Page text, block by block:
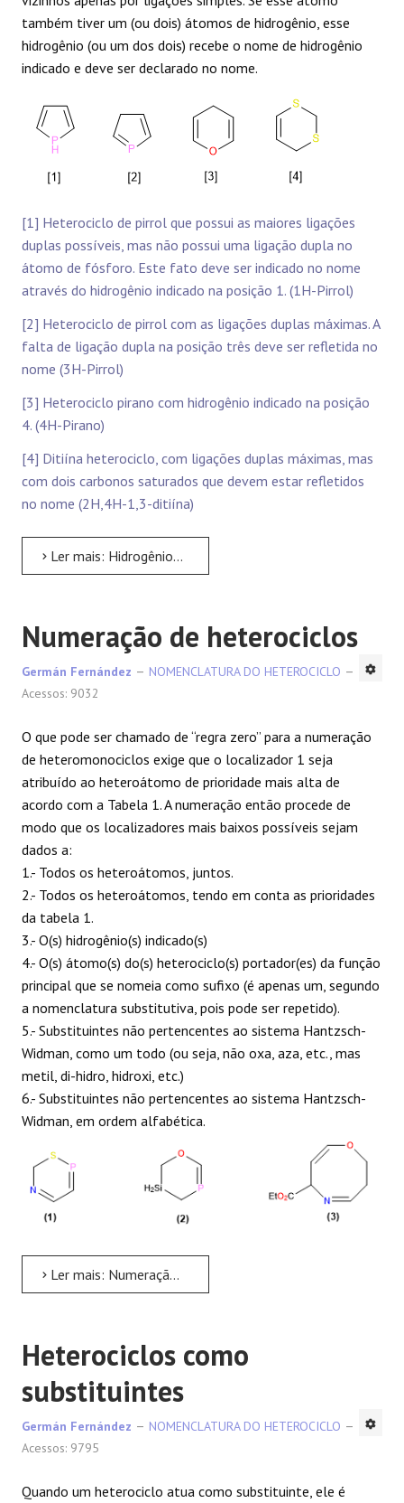
também tiver um (ou dois) átomos de hidrogênio, esse
hidrogênio (ou um dos dois) recebe o nome de hidrogênio
indicado e deve ser declarado no nome.
[1] Heterociclo de pirrol que possui as maiores ligações
duplas possíveis, mas não possui uma ligação dupla no
átomo de fósforo. Este fato deve ser indicado no nome
através do hidrogênio indicado na posição 1. (1H-Pirrol)
[2] Heterociclo de pirrol com as ligações duplas máximas. A
falta de ligação dupla na posição três deve ser refletida no
nome (3H-Pirrol)
[3] Heterociclo pirano com hidrogênio indicado na posição
4. (4H-Pirano)
[4] Ditiína heterociclo, com ligações duplas máximas, mas
com dois carbonos saturados que devem estar refletidos
no nome (2H,4H-1,3-ditiína)
Ler mais: Hidrogênio indicado
Numeração de heterociclos
Germán Fernández
NOMENCLATURA DO HETEROCICLO
Acessos: 9032
O que pode ser chamado de “regra zero” para a numeração
de heteromonociclos exige que o localizador 1 seja
atribuído ao heteroátomo de prioridade mais alta de
acordo com a Tabela 1. A numeração então procede de
modo que os localizadores mais baixos possíveis sejam
dados a:
1.- Todos os heteroátomos, juntos.
2.- Todos os heteroátomos, tendo em conta as prioridades
da tabela 1.
3.- O(s) hidrogênio(s) indicado(s)
4.- O(s) átomo(s) do(s) heterociclo(s) portador(es) da função
principal que se nomeia como sufixo (é apenas um, segundo
a nomenclatura substitutiva, pois pode ser repetido).
5.- Substituintes não pertencentes ao sistema Hantzsch-
Widman, como um todo (ou seja, não oxa, aza, etc., mas
metil, di-hidro, hidroxi, etc.)
6.- Substituintes não pertencentes ao sistema Hantzsch-
Widman, em ordem alfabética.
Ler mais: Numeração de heterociclos
Heterociclos como
substituintes
Germán Fernández
NOMENCLATURA DO HETEROCICLO
Acessos: 9795
Quando um heterociclo atua como substituinte, ele é